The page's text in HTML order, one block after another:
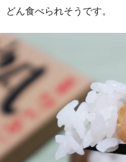
どん食べられそうです。